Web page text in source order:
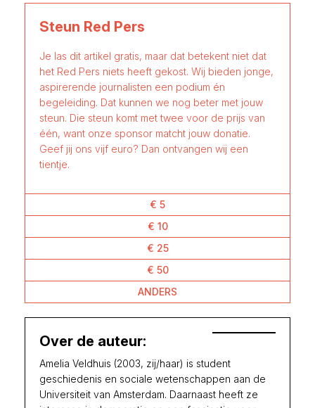
Steun Red Pers
Je las dit artikel gratis, maar dat betekent niet dat
het Red Pers niets heeft gekost. Wij bieden jonge,
aspirerende journalisten een podium én
begeleiding. Dat kunnen we nog beter met jouw
steun. Die steun komt met twee voor de prijs van
één, want onze sponsor matcht jouw donatie.
Geef jij ons vijf euro? Dan ontvangen wij een
tientje.
€ 5
€ 10
€ 25
€ 50
ANDERS
Over de auteur:
Amelia Veldhuis (2003, zij/haar) is student
geschiedenis en sociale wetenschappen aan de
Universiteit van Amsterdam. Daarnaast heeft ze